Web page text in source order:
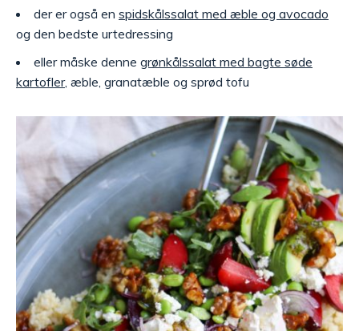
der er også en spidskålssalat med æble og avocado
og den bedste urtedressing
eller måske denne grønkålssalat med bagte søde
kartofler, æble, granatæble og sprød tofu